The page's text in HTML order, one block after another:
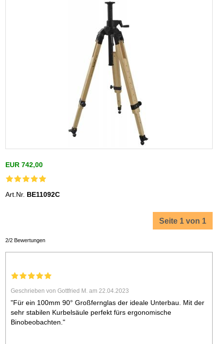
EUR 742,00
Art.Nr. BE11092C
Seite 1 von 1
2/2 Bewertungen
Geschrieben von Gottfried M. am 22.04.2023
"Für ein 100mm 90° Großfernglas der ideale Unterbau. Mit der
sehr stabilen Kurbelsäule perfekt fürs ergonomische
Binobeobachten."